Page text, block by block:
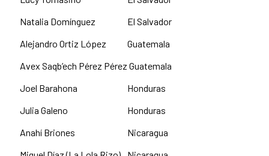
Natalia Domínguez
El Salvador
Alejandro Ortiz López
Guatemala
Avex Saqb’ech Pérez Pérez Guatemala
Joel Barahona
Honduras
Julia Galeno
Honduras
Anahí Briones
Nicaragua